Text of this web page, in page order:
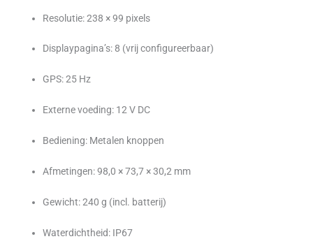
Resolutie: 238 × 99 pixels
Displaypagina’s: 8 (vrij configureerbaar)
GPS: 25 Hz
Externe voeding: 12 V DC
Bediening: Metalen knoppen
Afmetingen: 98,0 × 73,7 × 30,2 mm
Gewicht: 240 g (incl. batterij)
Waterdichtheid: IP67